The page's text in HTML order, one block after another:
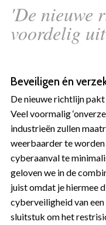
'De nieuwe
voordelig
Beveiligen én
De nieuwe richtlijn
Veel voormalig
industrieën zullen
weerbaarder te
cyberaanval te
geloven we in de
juist omdat je hiermee
cyberveiligheid van
sluitstuk om het